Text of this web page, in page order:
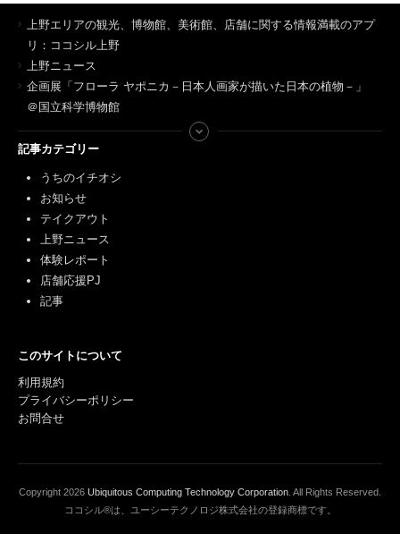
上野エリアの観光、博物館、美術館、店舗に関する情報満載のアプ
リ：ココシル上野
上野ニュース
企画展「フローラ ヤポニカ－日本人画家が描いた日本の植物－」
＠国立科学博物館
記事カテゴリー
うちのイチオシ
お知らせ
テイクアウト
上野ニュース
体験レポート
店舗応援PJ
記事
このサイトについて
利用規約
プライバシーポリシー
お問合せ
Copyright 2026 Ubiquitous Computing Technology Corporation . All Rights Reserved.
ココシル®は、ユーシーテクノロジ株式会社の登録商標です。